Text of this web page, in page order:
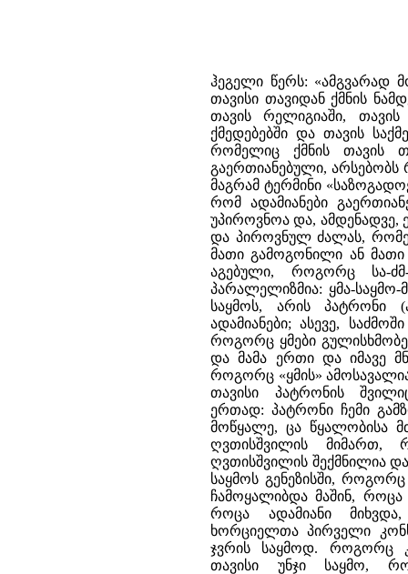
ჰეგელი წერს: «ამგვარად
თავისი თავიდან ქმნის
თავის რელიგიაში, თავის
ქმედებებში და თავის
რომელიც ქმნის თავის
გაერთიანებული,
მაგრამ ტერმინი
რომ ადამიანები
უპიროვნოა და, ამდენადვე,
და პიროვნულ ძალას,
მათი გამოგონილი ან მათი
აგებული, როგორც სა-
პარალელიზმია: ყმა-საყმო-
საყმოს, არის პატრონი
ადამიანები; ასევე,
როგორც ყმები
და მამა ერთი და იმავე
როგორც «ყმის»
თავისი პატრონის
ერთად: პატრონი ჩემი
მოწყალე, ცა წყალობისა
ღვთისშვილის მიმართ,
ღვთისშვილის შექმნილია
საყმოს გენეზისში,
ჩამოყალიბდა მაშინ,
როცა ადამიანი
ხორციელთა პირველი
ჯვრის საყმოდ. როგორც
თავისი უნჯი საყმო,